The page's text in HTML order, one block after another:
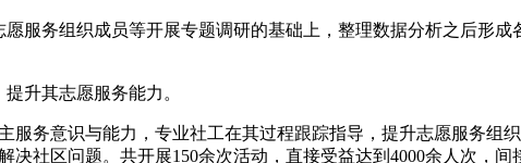
服务组织成员等开展专题调研的基础上，整理数据分析之后形成
升其志愿服务能力。
务意识与能力，专业社工在其过程跟踪指导，提升志愿服务组
社区问题。共开展150余次活动，直接受益达到4000余人次，间